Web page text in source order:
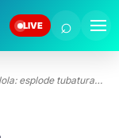
LIVE ⌕
esplode tubatura…